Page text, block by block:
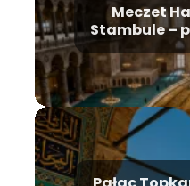
Meczet
Stambule –